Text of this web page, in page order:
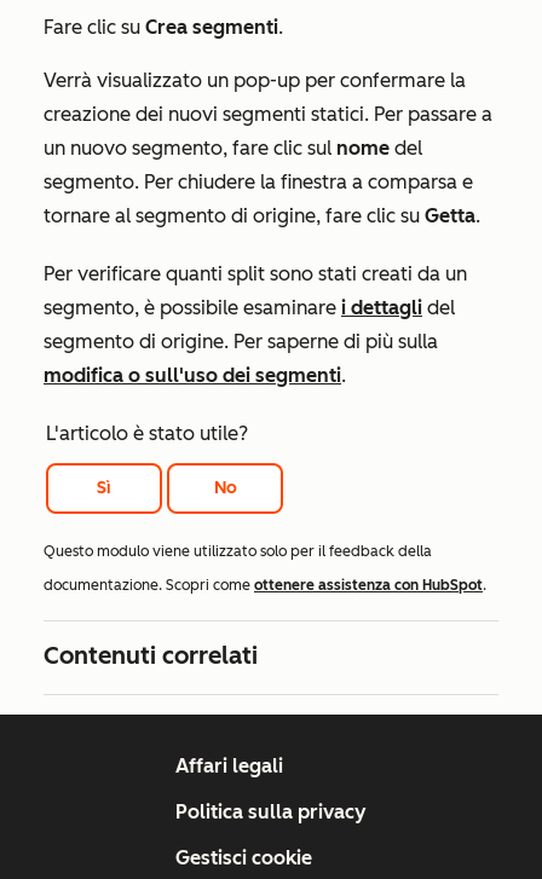
Fare clic su Crea segmenti.
Verrà visualizzato un pop-up per confermare la
creazione dei nuovi segmenti statici. Per passare a
un nuovo segmento, fare clic sul nome del
segmento. Per chiudere la finestra a comparsa e
tornare al segmento di origine, fare clic su Getta.
Per verificare quanti split sono stati creati da un
segmento, è possibile esaminare i dettagli del
segmento di origine. Per saperne di più sulla
modifica o sull'uso dei segmenti.
L'articolo è stato utile?
Sì No
Questo modulo viene utilizzato solo per il feedback della
documentazione. Scopri come ottenere assistenza con HubSpot.
Contenuti correlati
Affari legali
Politica sulla privacy
Gestisci cookie